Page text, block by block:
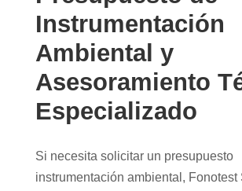
Instrumentación
Ambiental y
Asesoramiento
Especializado
Si necesita solicitar un presupuesto
instrumentación ambiental, Fonotest